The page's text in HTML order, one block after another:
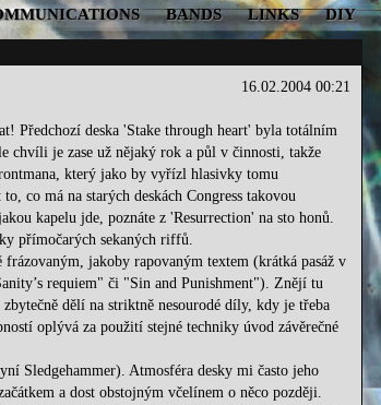
BANDS LINKS DIY
16.02.2004 00:21
Předchozí deska 'Stake through heart' byla totálním
chvíli je zase už nějaký rok a půl v činnosti, takže
který jako by vyřízl hlasivky tomu
co má na starých deskách Congress takovou
kapelu jde, poznáte z 'Resurrection' na sto honů.
přímočarých sekaných riffů.
jakoby rapovaným textem (krátká pasáž v
requiem" či "Sin and Punishment"). Znějí tu
dělí na striktně nesourodé díly, kdy je třeba
oplývá za použití stejné techniky úvod závěrečné
Sledgehammer). Atmosféra desky mi často jeho
a dost obstojným včelínem o něco později.